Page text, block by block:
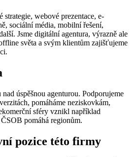
strategie, webové prezentace, e-
sociální média, mobilní řešení,
Jsme digitální agentura, výrazně ale
světa a svým klientům zajišťujeme
úspěšnou agenturou. Podporujeme
pomáháme neziskovkám,
sféry vznikl například
pomáhá regionům.
pozice této firmy